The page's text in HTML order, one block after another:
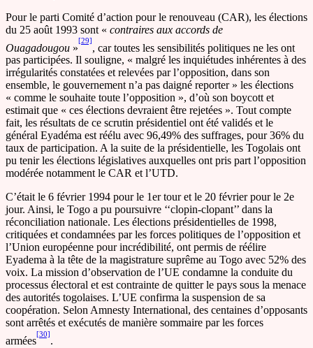
Pour le parti Comité d’action pour le renouveau (CAR), les élections
du 25 août 1993 sont « contraires aux accords de
Ouagadougou »
[29]
, car toutes les sensibilités politiques ne les ont
pas participées. Il souligne, « malgré les inquiétudes inhérentes à des
irrégularités constatées et relevées par l’opposition, dans son
ensemble, le gouvernement n’a pas daigné reporter » les élections
« comme le souhaite toute l’opposition », d’où son boycott et
estimait que « ces élections devraient être rejetées ». Tout compte
fait, les résultats de ce scrutin présidentiel ont été validés et le
général Eyadéma est réélu avec 96,49% des suffrages, pour 36% du
taux de participation. A la suite de la présidentielle, les Togolais ont
pu tenir les élections législatives auxquelles ont pris part l’opposition
modérée notamment le CAR et l’UTD.
C’était le 6 février 1994 pour le 1er tour et le 20 février pour le 2e
jour. Ainsi, le Togo a pu poursuivre ‘‘clopin-clopant’’ dans la
réconciliation nationale. Les élections présidentielles de 1998,
critiquées et condamnées par les forces politiques de l’opposition et
l’Union européenne pour incrédibilité, ont permis de réélire
Eyadema à la tête de la magistrature suprême au Togo avec 52% des
voix. La mission d’observation de l’UE condamne la conduite du
processus électoral et est contrainte de quitter le pays sous la menace
des autorités togolaises. L’UE confirma la suspension de sa
coopération. Selon Amnesty International, des centaines d’opposants
sont arrêtés et exécutés de manière sommaire par les forces
armées
[30]
.